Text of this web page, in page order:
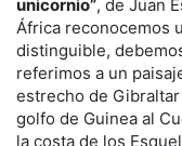
unicornio”, de Juan
África reconocemos
distinguible,
referimos a un
estrecho de
golfo de Guinea al
la costa de los